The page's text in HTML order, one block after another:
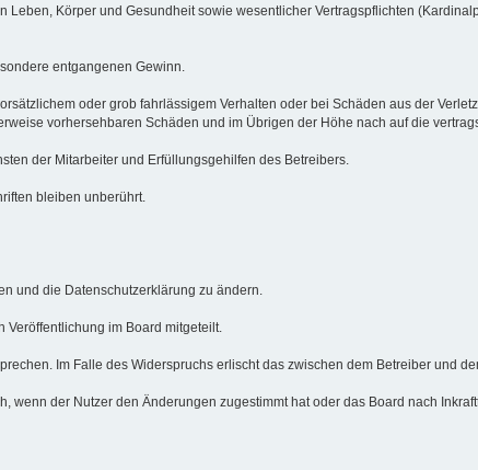
Leben, Körper und Gesundheit sowie wesentlicher Vertragspflichten
entgangenen Gewinn.
oder grob fahrlässigem Verhalten oder bei Schäden aus der
vorhersehbaren Schäden und im Übrigen der Höhe nach auf die
der Mitarbeiter und Erfüllungsgehilfen des Betreibers.
bleiben unberührt.
und die Datenschutzerklärung zu ändern.
Veröffentlichung im Board mitgeteilt.
Im Falle des Widerspruchs erlischt das zwischen dem Betreiber und
wenn der Nutzer den Änderungen zugestimmt hat oder das Board nach